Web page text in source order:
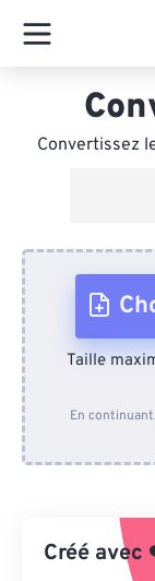
Convertissez
Taille
En
Créé avec